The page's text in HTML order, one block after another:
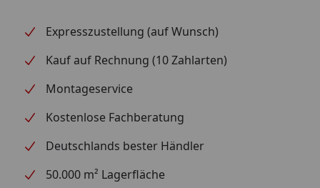
Expresszustellung (auf Wunsch)
Kauf auf Rechnung (10 Zahlarten)
Montageservice
Kostenlose Fachberatung
Deutschlands bester Händler
50.000 m² Lagerfläche